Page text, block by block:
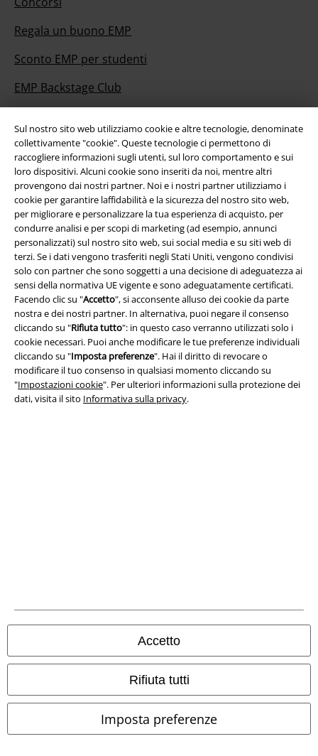
Sul nostro sito web utilizziamo cookie e altre tecnologie, denominate
collettivamente "cookie". Queste tecnologie ci permettono di
raccogliere informazioni sugli utenti, sul loro comportamento e sui
loro dispositivi. Alcuni cookie sono inseriti da noi, mentre altri
provengono dai nostri partner. Noi e i nostri partner utilizziamo i
cookie per garantire laffidabilità e la sicurezza del nostro sito web,
per migliorare e personalizzare la tua esperienza di acquisto, per
condurre analisi e per scopi di marketing (ad esempio, annunci
personalizzati) sul nostro sito web, sui social media e su siti web di
terzi. Se i dati vengono trasferiti negli Stati Uniti, vengono condivisi
solo con partner che sono soggetti a una decisione di adeguatezza ai
sensi della normativa UE vigente e sono adeguatamente certificati.
Facendo clic su "Accetto", si acconsente alluso dei cookie da parte
nostra e dei nostri partner. In alternativa, puoi negare il consenso
cliccando su "Rifiuta tutto": in questo caso verranno utilizzati solo i
cookie necessari. Puoi anche modificare le tue preferenze individuali
cliccando su "Imposta preferenze". Hai il diritto di revocare o
modificare il tuo consenso in qualsiasi momento cliccando su
"Impostazioni cookie". Per ulteriori informazioni sulla protezione dei
dati, visita il sito Informativa sulla privacy.
Accetto
Rifiuta tutti
Imposta preferenze
Regala un buono EMP
Sconto EMP per studenti
EMP Backstage Club
Informazioni su EMP
Eventi EMP
Programmi partner
Sostenibilità
Seguici online!
Bonifico bancario
Contrassegno
Spedizione